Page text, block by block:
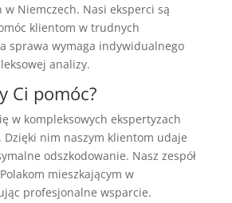
w Niemczech. Nasi eksperci są
klientom w trudnych
sprawa wymaga indywidualnego
analizy.
Ci pomóc?
w kompleksowych ekspertyzach
Dzięki nim naszym klientom udaje
odszkodowanie. Nasz zespół
mieszkającym w
profesjonalne wsparcie.